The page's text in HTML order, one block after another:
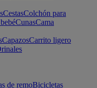
CestasColchón para
CunasCama
CapazosCarrito ligero
de remoBicicletas